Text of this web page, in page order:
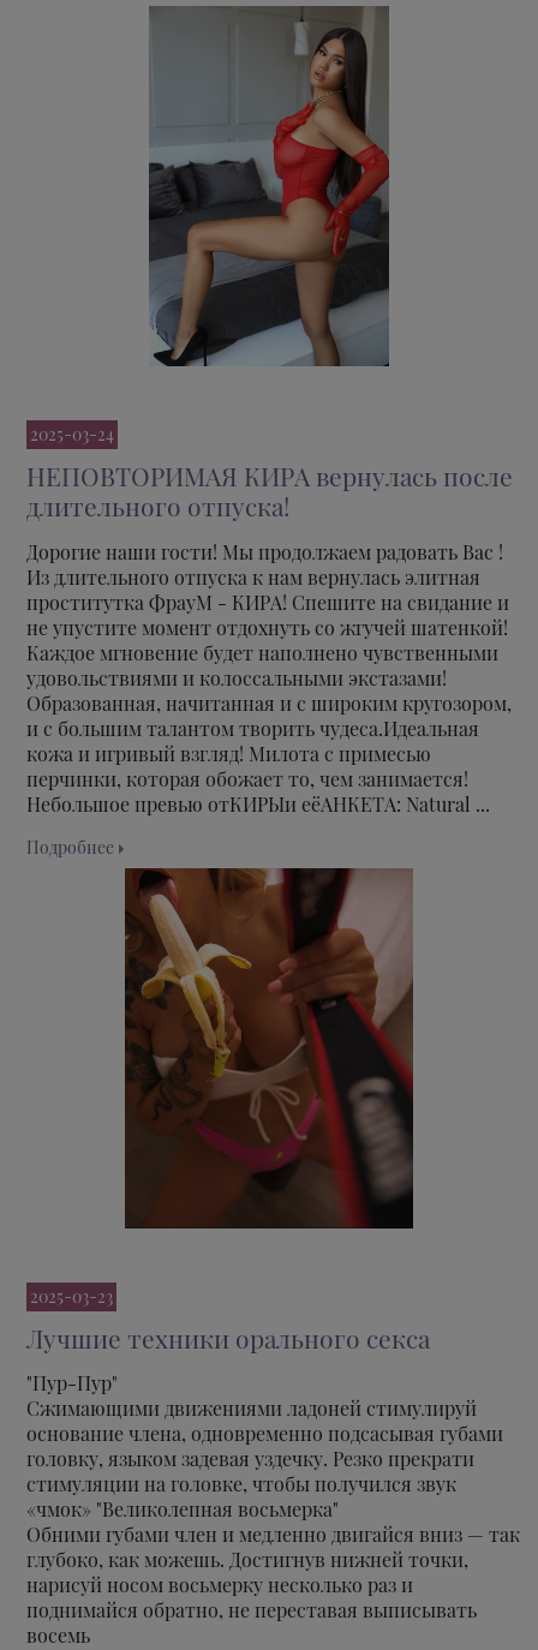
2025-03-24
НЕПОВТОРИМАЯ КИРА вернулась после
длительного отпуска!
Дорогие наши гости! Мы продолжаем радовать Вас !
Из длительного отпуска к нам вернулась элитная
проститутка ФрауМ - КИРА! Спешите на свидание и
не упустите момент отдохнуть со жгучей шатенкой!
Каждое мгновение будет наполнено чувственными
удовольствиями и колоссальными экстазами!
Образованная, начитанная и с широким кругозором,
и с большим талантом творить чудеса.Идеальная
кожа и игривый взгляд! Милота с примесью
перчинки, которая обожает то, чем занимается!
Небольшое превью отКИРЫи еёАНКЕТА: Natural ...
Подробнее
2025-03-23
Лучшие техники орального секса
"Пур-Пур"
Сжимающими движениями ладоней стимулируй
основание члена, одновременно подсасывая губами
головку, языком задевая уздечку. Резко прекрати
стимуляции на головке, чтобы получился звук
«чмок» "Великолепная восьмерка"
Обними губами член и медленно двигайся вниз — так
глубоко, как можешь. Достигнув нижней точки,
нарисуй носом восьмерку несколько раз и
поднимайся обратно, не переставая выписывать
восемь